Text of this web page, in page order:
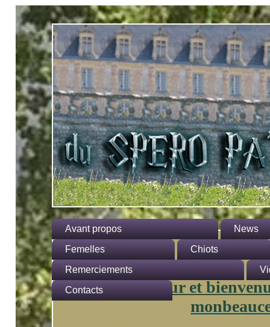
Avant propos
Le standard
News
Femelles
Hermione
Olympe
Chiots
Remerciements
Aux propriétaires
Contacts
Bonjour et